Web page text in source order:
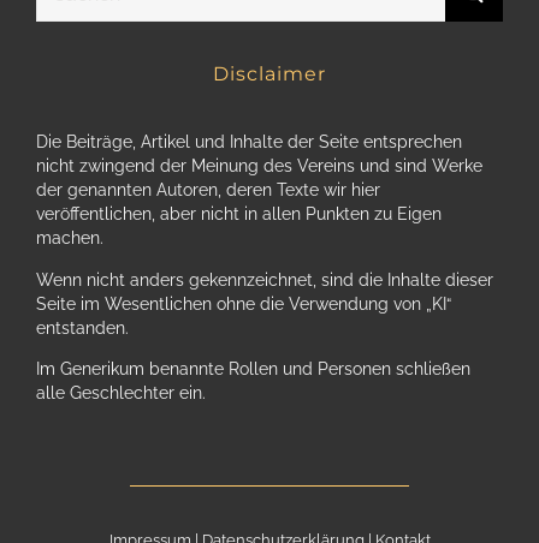
nach:
Disclaimer
Die Beiträge, Artikel und Inhalte der Seite entsprechen
nicht zwingend der Meinung des Vereins und sind Werke
der genannten Autoren, deren Texte wir hier
veröffentlichen, aber nicht in allen Punkten zu Eigen
machen.
Wenn nicht anders gekennzeichnet, sind die Inhalte dieser
Seite im Wesentlichen ohne die Verwendung von „KI“
entstanden.
Im Generikum benannte Rollen und Personen schließen
alle Geschlechter ein.